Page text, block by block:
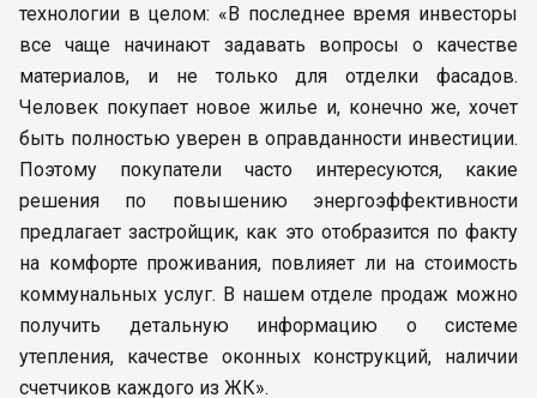
технологии в целом: «В последнее время инвесторы
все чаще начинают задавать вопросы о качестве
материалов, и не только для отделки фасадов.
Человек покупает новое жилье и, конечно же, хочет
быть полностью уверен в оправданности инвестиции.
Поэтому покупатели часто интересуются, какие
решения по повышению энергоэффективности
предлагает застройщик, как это отобразится по факту
на комфорте проживания, повлияет ли на стоимость
коммунальных услуг. В нашем отделе продаж можно
получить детальную информацию о системе
утепления, качестве оконных конструкций, наличии
счетчиков каждого из ЖК».